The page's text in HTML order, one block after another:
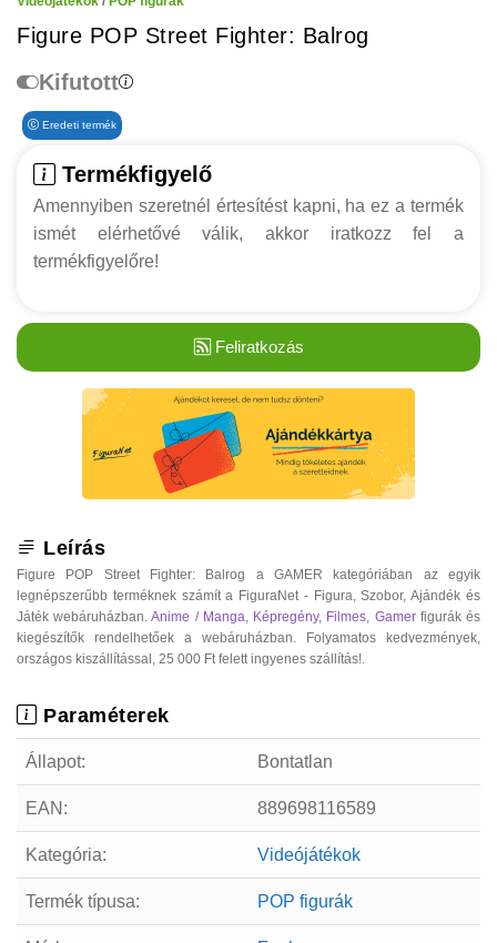
Figure POP Street Fighter: Balrog
Kifutott
Eredeti termék
Termékfigyelő
Amennyiben szeretnél értesítést kapni, ha ez a termék
ismét elérhetővé válik, akkor iratkozz fel a
termékfigyelőre!
Feliratkozás
Leírás
Figure POP Street Fighter: Balrog a GAMER kategóriában az egyik
legnépszerűbb terméknek számít a FiguraNet - Figura, Szobor, Ajándék és
Játék webáruházban.Anime / Manga Képregény, Filmes Gamerfigurák és
kiegészítők rendelhetőek a webáruházban. Folyamatos kedvezmények,
országos kiszállítással, 25 000 Ft felett ingyenes szállítás!.
Paraméterek
Állapot: Bontatlan
EAN: 889698116589
Kategória: Videójátékok
Termék típusa: POP figurák